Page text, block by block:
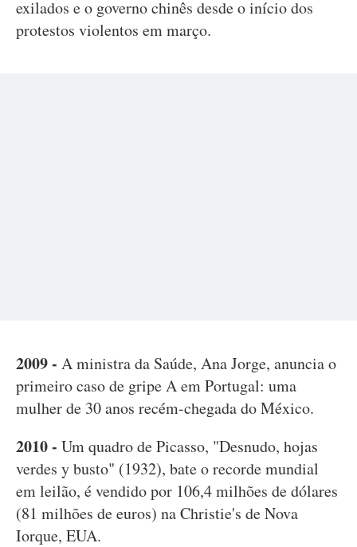
exilados e o governo chinês desde o início dos
protestos violentos em março.
2009 - A ministra da Saúde, Ana Jorge, anuncia o
primeiro caso de gripe A em Portugal: uma
mulher de 30 anos recém-chegada do México.
2010 - Um quadro de Picasso, "Desnudo, hojas
verdes y busto" (1932), bate o recorde mundial
em leilão, é vendido por 106,4 milhões de dólares
(81 milhões de euros) na Christie's de Nova
Iorque, EUA.